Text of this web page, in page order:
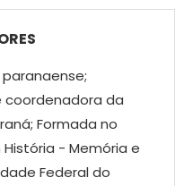
coordenadora da
Formada no
- Memória e
Federal do